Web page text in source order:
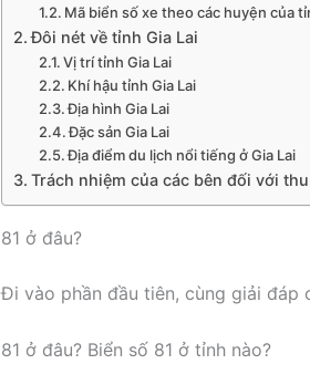
Mã biển số xe theo các huyện của
Đôi nét về tỉnh Gia Lai
Vị trí tỉnh Gia Lai
Khí hậu tỉnh Gia Lai
Địa hình Gia Lai
Đặc sản Gia Lai
Địa điểm du lịch nổi tiếng ở Gia Lai
Trách nhiệm của các bên đối với
81 ở đâu?
Đi vào phần đầu tiên, cùng giải đáp
81 ở đâu? Biển số 81 ở tỉnh nào?